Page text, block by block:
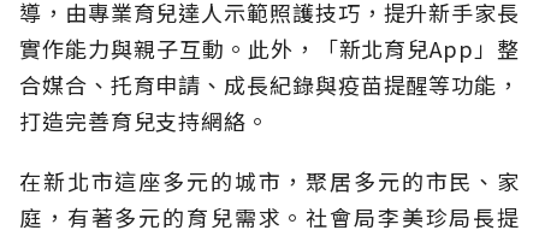
導，由專業育兒達人示範照護技巧，提升新手家長
實作能力與親子互動。此外，「新北育兒App」整
合媒合、托育申請、成長紀錄與疫苗提醒等功能，
打造完善育兒支持網絡。
在新北市這座多元的城市，聚居多元的市民、家
庭，有著多元的育兒需求。社會局李美珍局長提